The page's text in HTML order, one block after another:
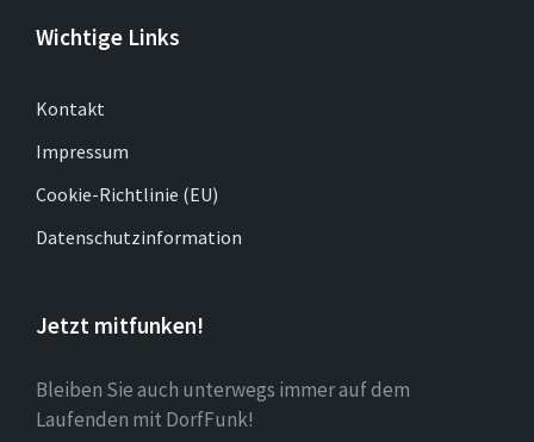
Wichtige Links
Kontakt
Impressum
Cookie-Richtlinie (EU)
Datenschutzinformation
Jetzt mitfunken!
Bleiben Sie auch unterwegs immer auf dem
Laufenden mit DorfFunk!